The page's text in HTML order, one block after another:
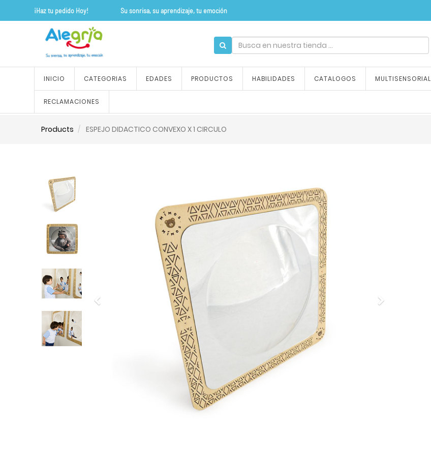
¡Haz tu pedido Hoy! Su sonrisa, su aprendizaje, tu emoción
INICIO CATEGORIAS EDADES PRODUCTOS HABILIDADES CATALOGOS MULTISENSORIAL
RECLAMACIONES
Products ESPEJO DIDACTICO CONVEXO X 1 CIRCULO
Next